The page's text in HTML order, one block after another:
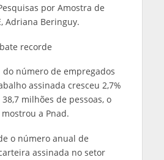
por Amostra de
Adriana Beringuy.
recorde
número de empregados
assinada cresceu 2,7%
milhões de pessoas, o
a Pnad.
o número anual de
assinada no setor